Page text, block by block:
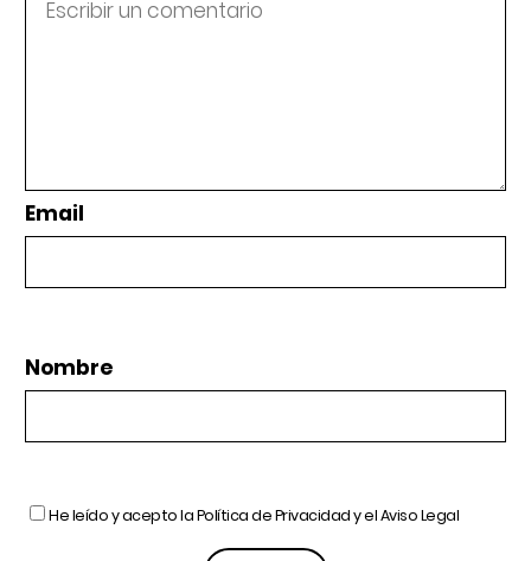
Email
Nombre
He leído y acepto laPolítica de Privacidady elAviso Legal